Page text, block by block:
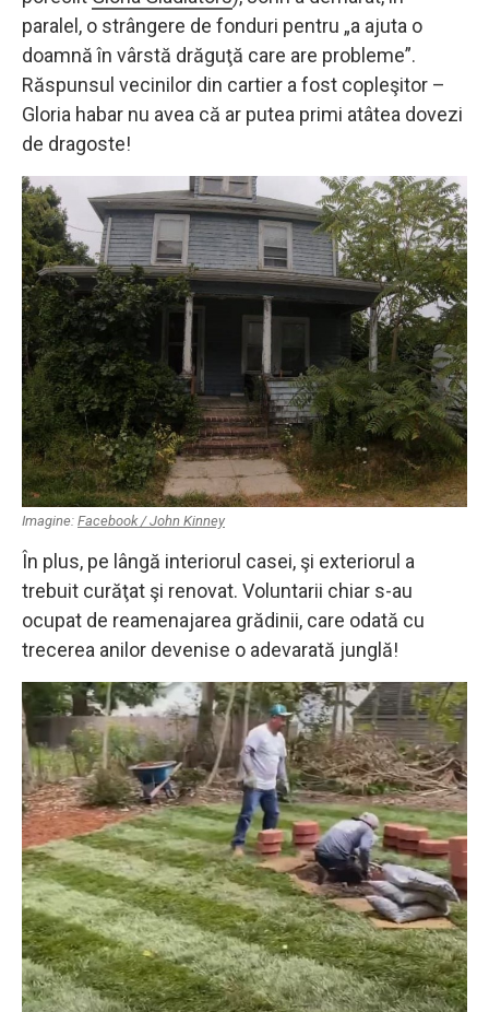
paralel, o strângere de fonduri pentru „a ajuta o
doamnă în vârstă drăguţă care are probleme”.
Răspunsul vecinilor din cartier a fost copleşitor –
Gloria habar nu avea că ar putea primi atâtea dovezi
de dragoste!
Imagine: Facebook / John Kinney
În plus, pe lângă interiorul casei, şi exteriorul a
trebuit curăţat şi renovat. Voluntarii chiar s-au
ocupat de reamenajarea grădinii, care odată cu
trecerea anilor devenise o adevarată junglă!